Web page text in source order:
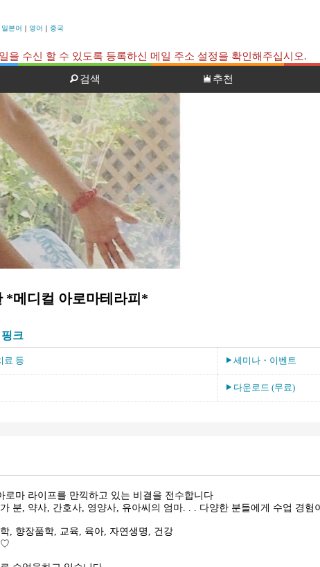
일본어 ｜ 영어 ｜ 중국
을 수신 할 수 있도록 등록하신 메일 주소 설정을 확인해주십시오.
검색 추천
*메디컬 아로마테라피*
크
료 등 세미나・이벤트
다운로드 (무료)
로마 라이프를 만끽하고 있는 비결을 전수합니다
분, 약사, 간호사, 영양사, 유아씨의 엄마. . . 다양한 분들에게 수업 경험
, 향장품학, 교육, 육아, 자연생명, 건강
♡